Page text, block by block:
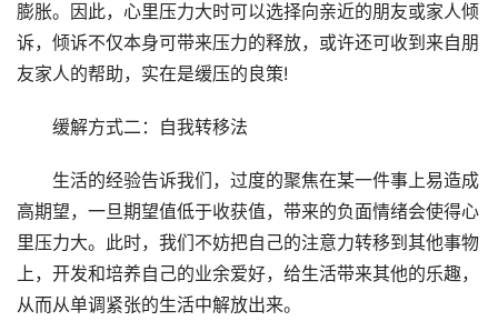
膨胀。因此，心里压力大时可以选择向亲近的朋友或家人倾
诉，倾诉不仅本身可带来压力的释放，或许还可收到来自朋
友家人的帮助，实在是缓压的良策!
缓解方式二：自我转移法
生活的经验告诉我们，过度的聚焦在某一件事上易造成
高期望，一旦期望值低于收获值，带来的负面情绪会使得心
里压力大。此时，我们不妨把自己的注意力转移到其他事物
上，开发和培养自己的业余爱好，给生活带来其他的乐趣，
从而从单调紧张的生活中解放出来。